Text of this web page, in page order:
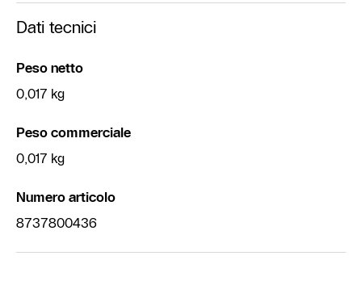
Dati tecnici
Peso netto
0,017 kg
Peso commerciale
0,017 kg
Numero articolo
8737800436